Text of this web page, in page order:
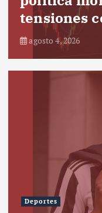
tensiones
agosto 4, 2026
Deportes